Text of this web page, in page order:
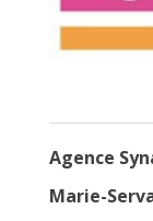
Agence
Marie-